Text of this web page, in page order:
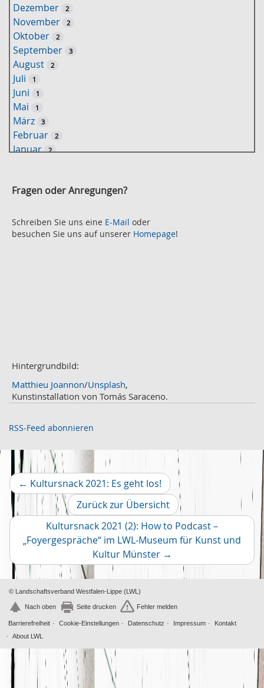
w
o
r
u
c
Dezember 2
November 2
Oktober 2
September 3
August 2
Juli 1
Juni 1
Mai 1
März 3
Februar 2
Januar 2
Oktober 2
August 2
Juli 2
November 2
Oktober
September 2
August
Juni
Mai
April
März 2
Februar 2
Januar
2019
Dezember 2
November
Oktober 4
Fragen oder Anregungen?
Schreiben Sie uns eine E-Mail oder
besuchen Sie uns auf unserer Homepage!
Hintergrundbild:
Matthieu Joannon/Unsplash,
Kunstinstallation von Tomás Saraceno.
RSS-Feed abonnieren
← Kultursnack 2021: Es geht los! Vorheriger
Artikel
Zurück zur Übersicht
Kultursnack 2021 (2): How to Podcast –
„Foyergespräche“ im LWL-Museum für Kunst und
Kultur Münster Nächster
Artikel
→
© Landschaftsverband Westfalen-Lippe (LWL)
Nach oben Seite drucken Fehler melden
Barrierefreiheit Cookie-Einstellungen Datenschutz Impressum
Kontakt
About LWL